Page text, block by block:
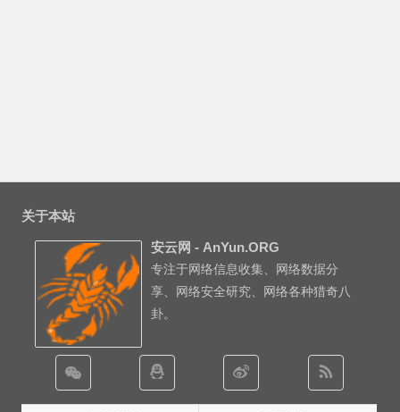
关于本站
安云网 - AnYun.ORG
专注于网络信息收集、网络数据分
享、网络安全研究、网络各种猎奇八
卦。